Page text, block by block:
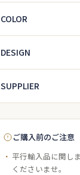
COLOR
DESIGN
SUPPLIER
ご購入前のご注意
平行輸入品に関し
くださいませ。